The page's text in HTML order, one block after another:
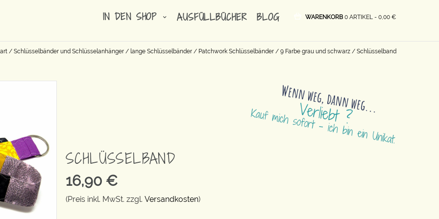
IN DEN SHOP AUSFÜLLBÜCHER BLOG WARENKORB 0 ARTIKEL - 0,00 €
/ Schlüsselbänder und Schlüsselanhänger / lange Schlüsselbänder / Patchwork Schlüsselbänder / 9 Farbe grau und schwarz / Schlüsselband
SCHLÜSSELBAND
16,90 €
(Preis inkl. MwSt. zzgl. Versandkosten)